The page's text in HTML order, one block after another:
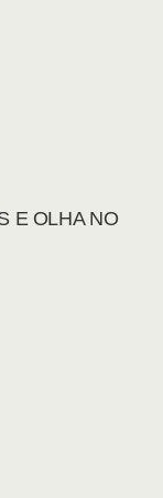
E OLHA NO